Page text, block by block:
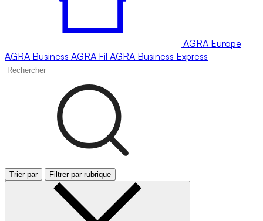
AGRA Europe
AGRA Business AGRA Fil AGRA Business Express
Trier par Filtrer par rubrique